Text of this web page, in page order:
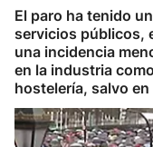
El paro ha tenido
servicios públicos,
una incidencia
en la industria
hostelería, salvo